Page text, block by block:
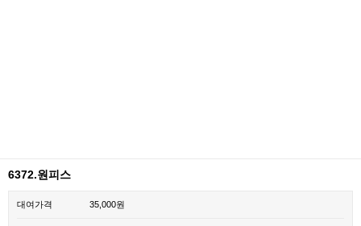
6372.원피스
대여가격 35,000원